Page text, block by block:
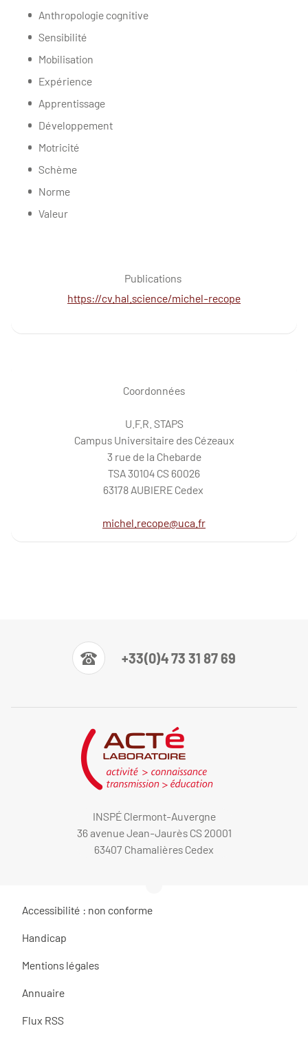
Anthropologie cognitive
Sensibilité
Mobilisation
Expérience
Apprentissage
Développement
Motricité
Schème
Norme
Valeur
Publications
https://cv.hal.science/michel-recope
Coordonnées
U.F.R. STAPS
Campus Universitaire des Cézeaux
3 rue de la Chebarde
TSA 30104 CS 60026
63178 AUBIERE Cedex
michel.recope@uca.fr
+33(0)4 73 31 87 69
INSPÉ Clermont-Auvergne
36 avenue Jean-Jaurès CS 20001
63407 Chamalières Cedex
Accessibilité : non conforme
Handicap
Mentions légales
Annuaire
Flux RSS